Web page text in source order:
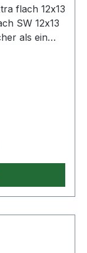
flach 12x13